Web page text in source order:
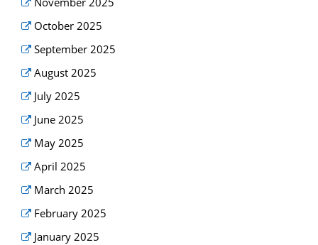
October 2025
September 2025
August 2025
July 2025
June 2025
May 2025
April 2025
March 2025
February 2025
January 2025